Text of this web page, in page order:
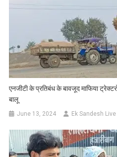
एनजीटी के प्रतिबंध के बावजूद माफिया
बालू
June 13, 2024 Ek Sandesh Live